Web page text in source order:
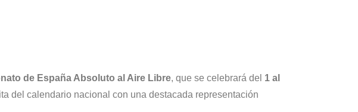
de España Absoluto al Aire Libre, que se celebrará del 1 al
del calendario nacional con una destacada representación